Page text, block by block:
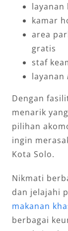
layanan
kamar
area
gratis
staf
layanan
Dengan
menarik
pilihan
ingin
Kota Solo.
Nikmati
dan jelajahi
makanan
berbagai